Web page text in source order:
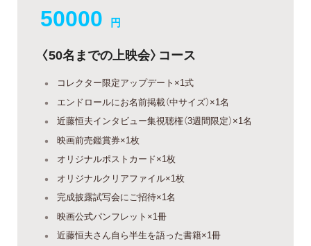
50000 円
〈50名までの上映会〉コース
コレクター限定アップデート×1式
エンドロールにお名前掲載（中サイズ）×1名
近藤恒夫インタビュー集視聴権（3週間限定）×1名
映画前売鑑賞券×1枚
オリジナルポストカード×1枚
オリジナルクリアファイル×1枚
完成披露試写会にご招待×1名
映画公式パンフレット×1冊
近藤恒夫さん自ら半生を語った書籍×1冊